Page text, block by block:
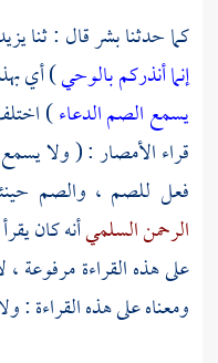
كما حدثنابشرقال : ثنا
إنما أنذركم بالوحي) أي
يسمع الصم الدعاء)
قراء الأمصار : ( ولا
فعل للصم ، والصم
الرحمن السلميأنه كان
على هذه القراءة مرفوعة
ومعناه على هذه القراءة :